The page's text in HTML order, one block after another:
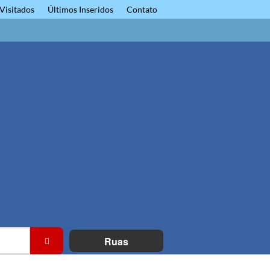
Últimos Inseridos Contato
Ruas